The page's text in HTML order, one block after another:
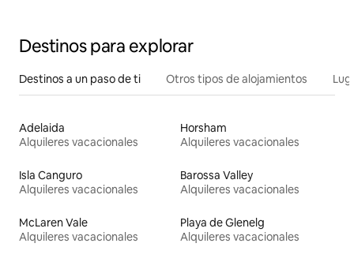
Destinos para explorar
Destinos a un paso de ti Otros tipos de alojamientos
Adelaida
Alquileres vacacionales
Horsham
Alquileres vacacionales
Isla Canguro
Alquileres vacacionales
Barossa Valley
Alquileres vacacionales
McLaren Vale
Alquileres vacacionales
Playa de Glenelg
Alquileres vacacionales